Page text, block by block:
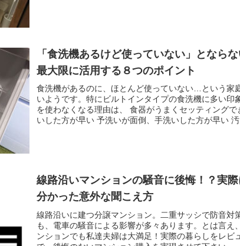
「食洗機あるけど使っていない」とならな
最大限に活用する８つのポイント
食洗機があるのに、ほとんど使っていない…という家
いようです。特にビルトインタイプの食洗機に多い印
を使わなくなる理由は、 食器がうまくセッティングで
いした方が早い 予洗いが面倒、手洗いした方が早い
線路沿いマンションの騒音に後悔！？実
分かった意外な聞こえ方
線路沿いに建つ分譲マンション。二重サッシで防音対
も、電車の騒音による影響が多々あります。とは言え
ンションでも私達夫婦は大満足！実際の暮らしをレビ